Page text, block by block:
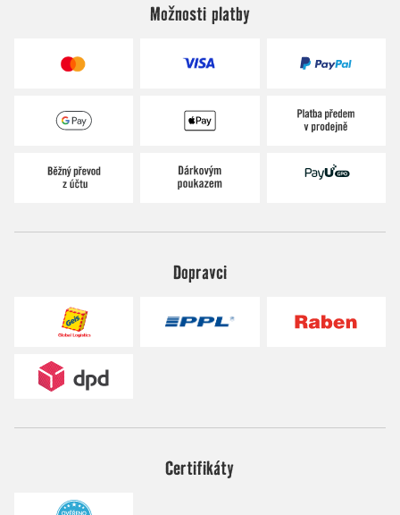
Možnosti platby
Dopravci
Certifikáty